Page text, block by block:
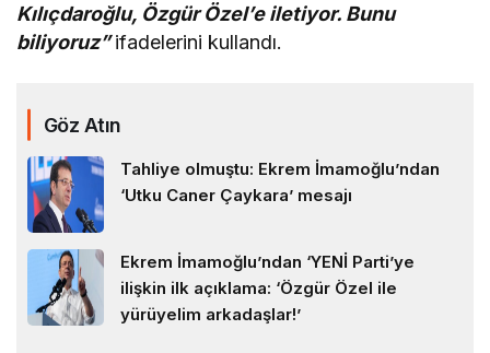
Kılıçdaroğlu, Özgür Özel’e iletiyor. Bunu
biliyoruz”ifadelerini kullandı.
Göz Atın
Tahliye olmuştu: Ekrem İmamoğlu’ndan
‘Utku Caner Çaykara’ mesajı
Ekrem İmamoğlu’ndan ‘YENİ Parti’ye
ilişkin ilk açıklama: ‘Özgür Özel ile
yürüyelim arkadaşlar!’